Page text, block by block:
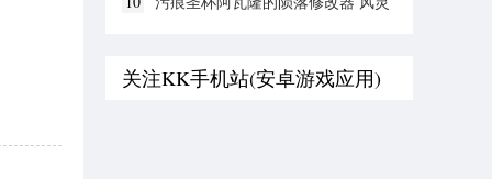
关注KK手机站(安卓游戏应用)